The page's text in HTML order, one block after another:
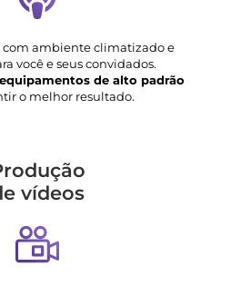
com ambiente climatizado e
você e seus convidados.
equipamentos de alto padrão
o melhor resultado.
vídeos